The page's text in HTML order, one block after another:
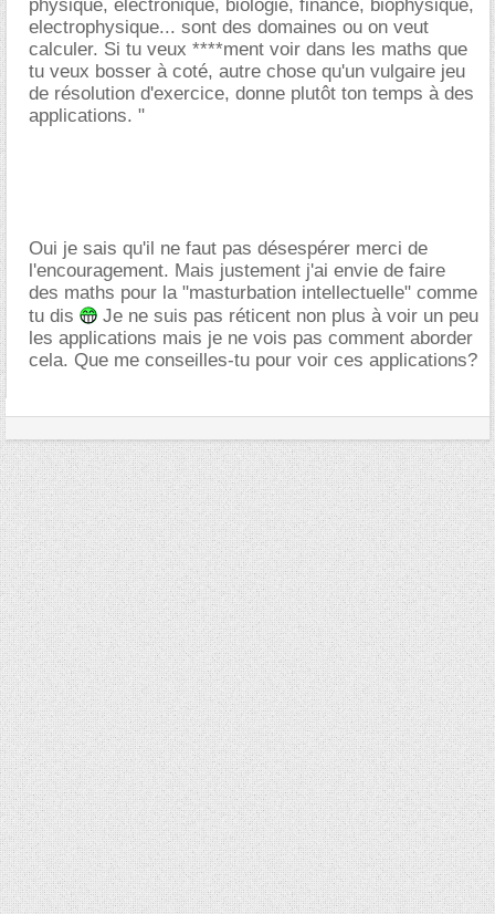
physique, électronique, biologie, finance, biophysique,
electrophysique... sont des domaines ou on veut
calculer. Si tu veux ****ment voir dans les maths que
tu veux bosser à coté, autre chose qu'un vulgaire jeu
de résolution d'exercice, donne plutôt ton temps à des
applications. "
Oui je sais qu'il ne faut pas désespérer merci de
l'encouragement. Mais justement j'ai envie de faire
des maths pour la "masturbation intellectuelle" comme
tu dis
Je ne suis pas réticent non plus à voir un peu
les applications mais je ne vois pas comment aborder
cela. Que me conseilles-tu pour voir ces applications?